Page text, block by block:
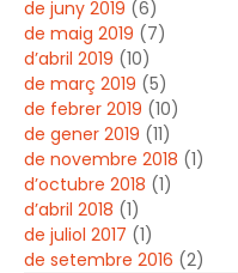
de juny 2019 (6)
de maig 2019 (7)
d’abril 2019 (10)
de març 2019 (5)
de febrer 2019 (10)
de gener 2019 (11)
de novembre 2018 (1)
d’octubre 2018 (1)
d’abril 2018 (1)
de juliol 2017 (1)
de setembre 2016 (2)